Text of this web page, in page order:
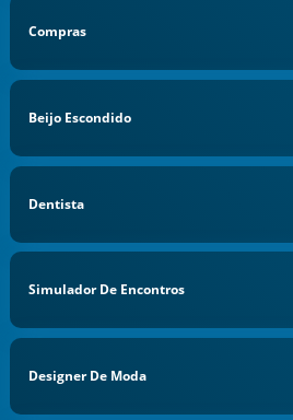
Compras
Beijo Escondido
Dentista
Simulador De Encontros
Designer De Moda